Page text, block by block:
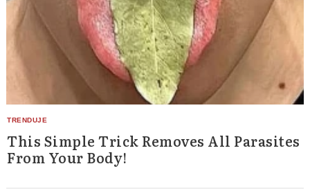
This Simple Trick Removes All Parasites
From Your Body!